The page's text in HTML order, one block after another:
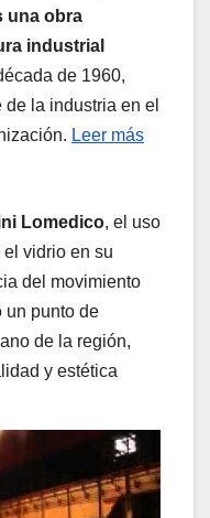
una obra
industrial
de 1960,
la industria en el
Leer más
Lomedico, el uso
vidrio en su
del movimiento
un punto de
de la región,
y estética